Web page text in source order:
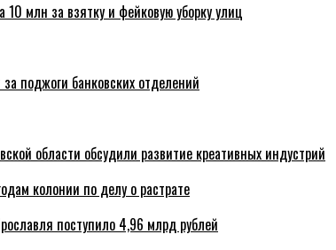
млн за взятку и фейковую уборку улиц
поджоги банковских отделений
области обсудили развитие креативных индустрий
колонии по делу о растрате
поступило 4,96 млрд рублей